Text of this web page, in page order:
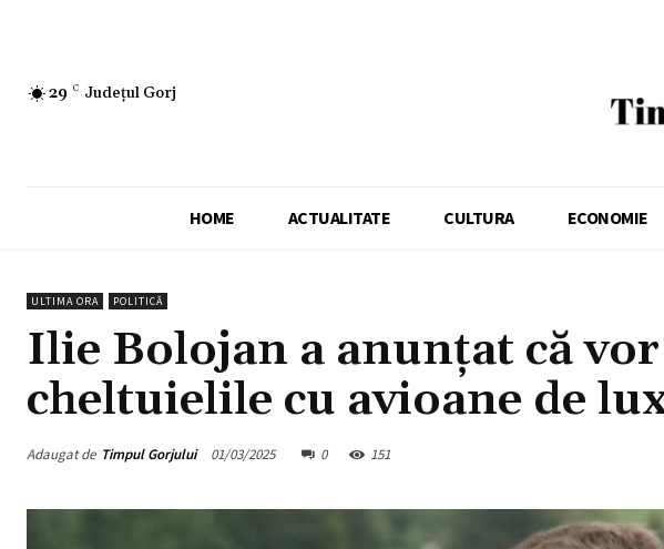
29 C Județul Gorj
HOME ACTUALITATE CULTURA ECONOMIE
ULTIMA ORA POLITICĂ
Ilie Bolojan a anunțat că
cheltuielile cu avioane de
Adaugat de Timpul Gorjului 01/03/2025 0 151